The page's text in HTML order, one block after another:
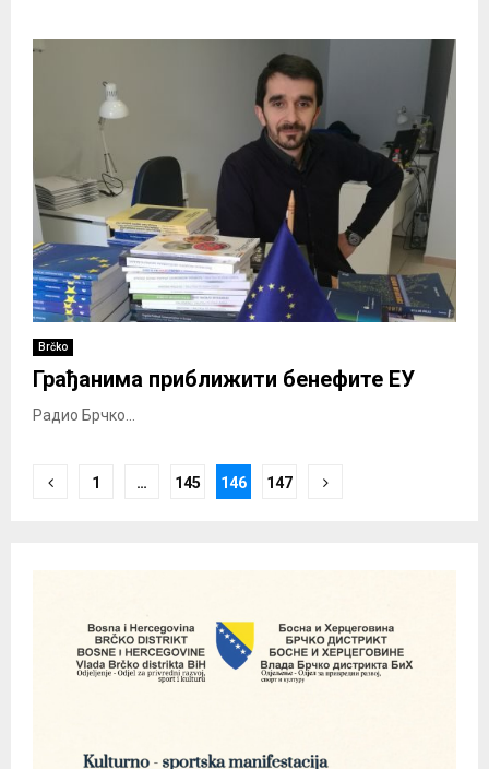
Brčko
Грађанима приближити бенефите ЕУ
Радио Брчко...
Posts
1 … 145 146 147